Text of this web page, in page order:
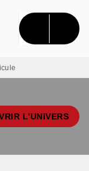
L'UNIVERS